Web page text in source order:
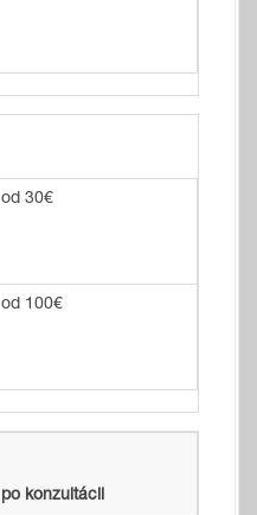
od 30€
od 100€
po konzultácii